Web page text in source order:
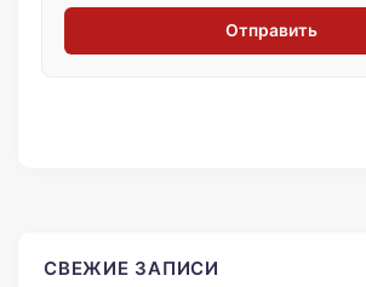
Отправить
СВЕЖИЕ ЗАПИСИ